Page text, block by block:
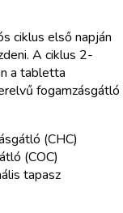
ciklus első napján
A ciklus 2-
a tabletta
fogamzásgátló
(CHC)
(COC)
tapasz